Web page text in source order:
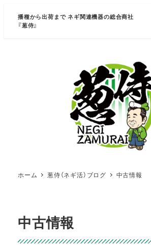
播種から出荷まで ネギ関連機器の総合商社
『葱侍』
ホーム 葱侍（ネギ活）ブログ 中古情報
中古情報